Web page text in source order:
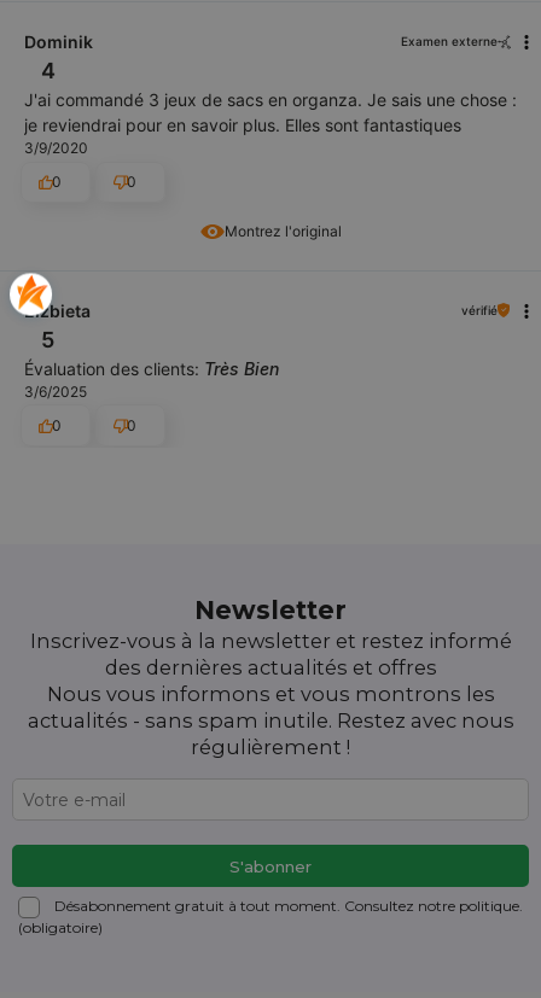
Montrez l'original
Dominik Examen externe
4
J'ai commandé 3 jeux de sacs en organza. Je sais une chose :
je reviendrai pour en savoir plus. Elles sont fantastiques
3/9/2020
0
0
Elzbieta vérifié
5
Évaluation des clients: Très Bien
3/6/2025
0
0
Newsletter
Inscrivez-vous à la newsletter et restez informé
des dernières actualités et offres
Nous vous informons et vous montrons les
actualités - sans spam inutile. Restez avec nous
régulièrement !
Désabonnement gratuit à tout moment. Consultez notre politique.
(obligatoire)